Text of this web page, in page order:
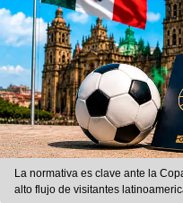
La normativa es clave ante la
alto flujo de visitantes